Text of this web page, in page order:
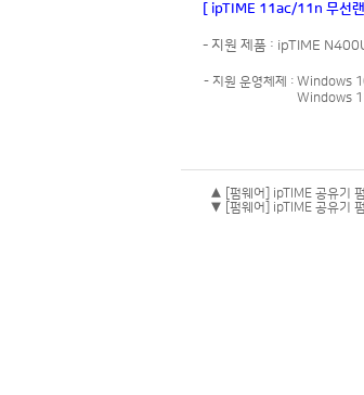
[ ipTIME 11ac/11n 무선
- 지원 제품 : ipTIME
- 지원 운영체제 : Windows
Windows
▲ [펌웨어] ipTIME 공유기
▼ [펌웨어] ipTIME 공유기